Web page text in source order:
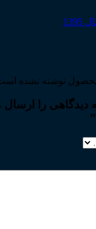
محصول نوشته نشده
دیدگاهی را